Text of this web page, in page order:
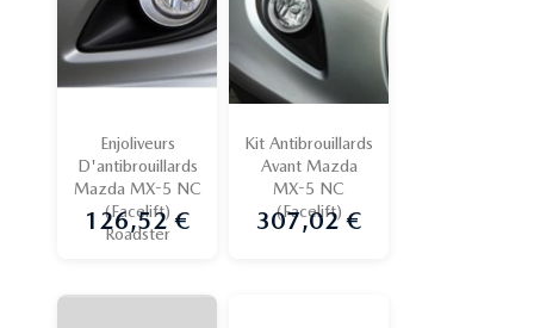
Enjoliveurs
D'antibrouillards
Mazda MX-5 NC
(Facelift)
Roadster
Prix
126,52 €
Kit Antibrouillards
Avant Mazda
MX-5 NC
(Facelift)
Prix
307,02 €